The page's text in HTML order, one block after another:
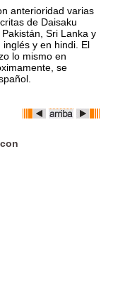
anterioridad varias
de Daisaku
Sri Lanka y
y en hindi. El
lo mismo en
se